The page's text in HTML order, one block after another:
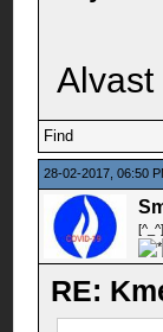
Find
28-02-2017, 06:50
[^_^]
RE: